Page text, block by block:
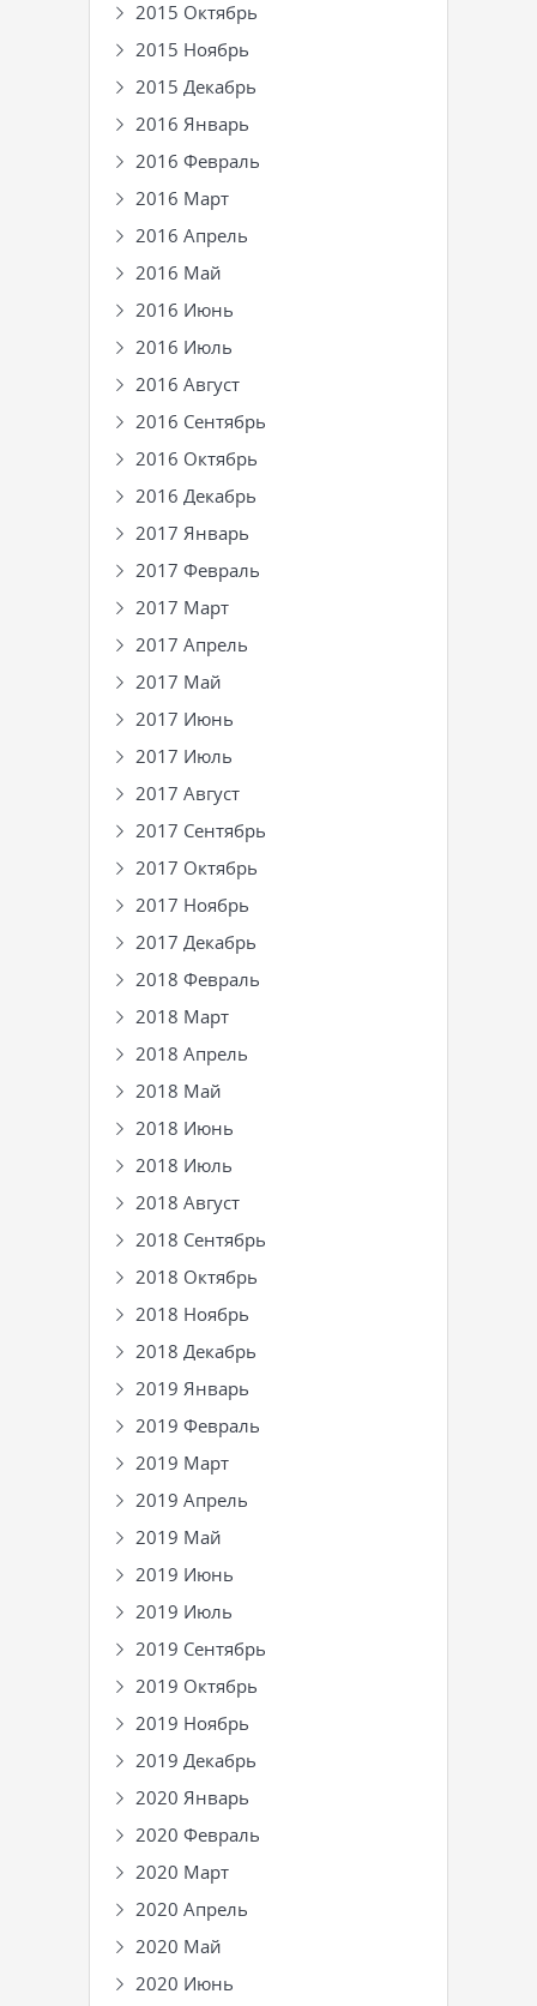
2015 Октябрь
2015 Ноябрь
2015 Декабрь
2016 Январь
2016 Февраль
2016 Март
2016 Апрель
2016 Май
2016 Июнь
2016 Июль
2016 Август
2016 Сентябрь
2016 Октябрь
2016 Декабрь
2017 Январь
2017 Февраль
2017 Март
2017 Апрель
2017 Май
2017 Июнь
2017 Июль
2017 Август
2017 Сентябрь
2017 Октябрь
2017 Ноябрь
2017 Декабрь
2018 Февраль
2018 Март
2018 Апрель
2018 Май
2018 Июнь
2018 Июль
2018 Август
2018 Сентябрь
2018 Октябрь
2018 Ноябрь
2018 Декабрь
2019 Январь
2019 Февраль
2019 Март
2019 Апрель
2019 Май
2019 Июнь
2019 Июль
2019 Сентябрь
2019 Октябрь
2019 Ноябрь
2019 Декабрь
2020 Январь
2020 Февраль
2020 Март
2020 Апрель
2020 Май
2020 Июнь